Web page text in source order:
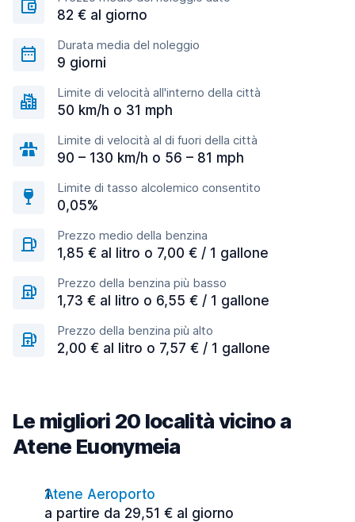
82 € al giorno
Durata media del noleggio
9 giorni
Limite di velocità all'interno della città
50 km/h o 31 mph
Limite di velocità al di fuori della città
90 – 130 km/h o 56 – 81 mph
Limite di tasso alcolemico consentito
0,05%
Prezzo medio della benzina
1,85 € al litro o 7,00 € / 1 gallone
Prezzo della benzina più basso
1,73 € al litro o 6,55 € / 1 gallone
Prezzo della benzina più alto
2,00 € al litro o 7,57 € / 1 gallone
Le migliori 20 località vicino a
Atene Euonymeia
Atene Aeroporto
a partire da 29,51 € al giorno